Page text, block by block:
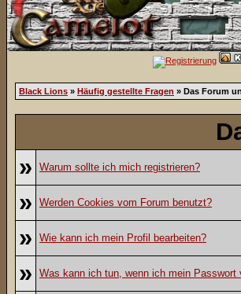
Black Lions » Häufig gestellte Fragen » Das Forum
»
Warum sollte ich mich registrieren?
» Werden Cookies vom Forum benutzt?
» Wie kann ich mein Profil bearbeiten?
» Was kann ich tun, wenn ich mein Passwort